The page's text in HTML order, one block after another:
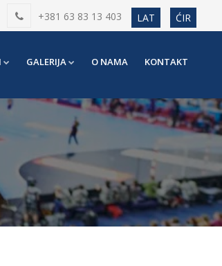
+381 63 83 13 403 LAT ĆIR
GALERIJA O NAMA KONTAKT